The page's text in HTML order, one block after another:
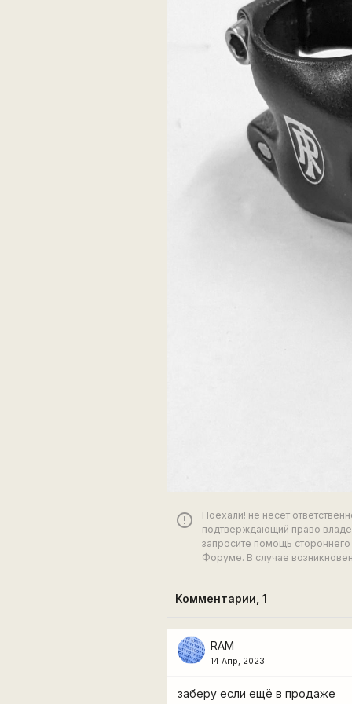
error_outline
Поехали! не несёт
подтверждающий право
запросите помощь
Форуме. В случае
Комментарии, 1
RAM
14 Апр, 2023
заберу если ещё в продаже